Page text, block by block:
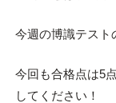
今週の博識テスト
今回も合格点は5
してください！